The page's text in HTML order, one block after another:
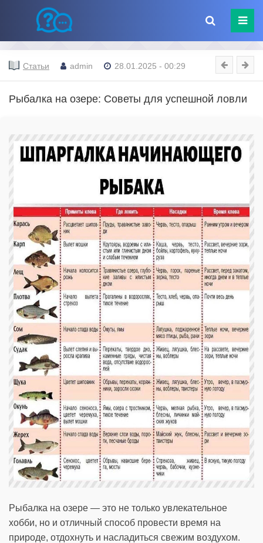
Статьи admin 28.01.2025 - 00:29
Рыбалка на озере: Советы для успешной ловли
Рыбалка на озере — это не только увлекательное
хобби, но и отличный способ провести время на
природе, отдохнуть и насладиться свежим воздухом.